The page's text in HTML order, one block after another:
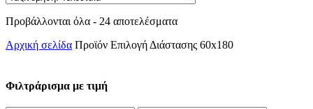
Προβάλλονται όλα - 24 αποτελέσματαSorted
latest
Αρχική σελίδα Προϊόν Επιλογή Διάστασης 60x180
Φιλτράρισμα με τιμή